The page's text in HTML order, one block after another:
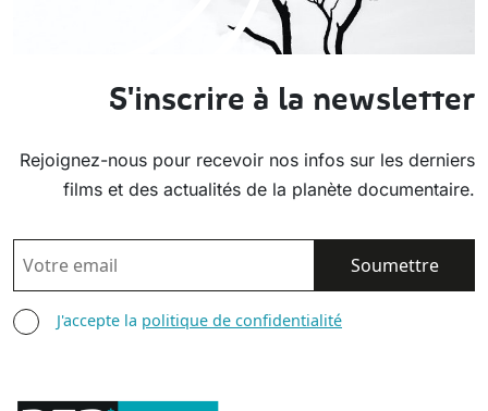
S'inscrire à la newsletter
Rejoignez-nous pour recevoir nos infos sur les derniers
films et des actualités de la planète documentaire.
EMAIL
AGREE TERMS
J'accepte la politique de confidentialité